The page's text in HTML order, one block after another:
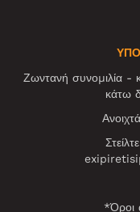
Ζωντανή συνομιλία -
κάτω
*Όροι